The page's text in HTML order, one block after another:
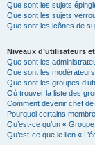
Que sont les sujets
Que sont les sujets
Que sont les icônes de
Niveaux d’utilisateurs
Que sont les
Que sont les
Que sont les groupes
Où trouver la liste des
Comment devenir chef
Pourquoi certains
Qu’est-ce qu’un «
Qu’est-ce que le lien «